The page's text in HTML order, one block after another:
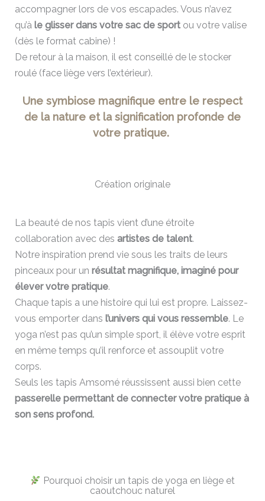
accompagner lors de vos escapades. Vous n’avez
qu’à le glisser dans votre sac de sportou votre valise
(dès le format cabine) !
De retour à la maison, il est conseillé de le stocker
roulé (face liège vers l’extérieur).
Une symbiose magnifique entre le respect
de la nature et la signification profonde de
votre pratique.
Création originale
La beauté de nos tapis vient d’une étroite
collaboration avec des artistes de talent.
Notre inspiration prend vie sous les traits de leurs
pinceaux pour un résultat magnifique, imaginé pour
élever votre pratique.
Chaque tapis a une histoire qui lui est propre. Laissez-
vous emporter dans l’univers qui vous ressemble. Le
yoga n’est pas qu’un simple sport, il élève votre esprit
en même temps qu’il renforce et assouplit votre
corps.
Seuls les tapis Amsomé réussissent aussi bien cette
passerelle permettant de connecter votre pratique à
son sens profond.
Pourquoi choisir un tapis de yoga en liège et
caoutchouc naturel